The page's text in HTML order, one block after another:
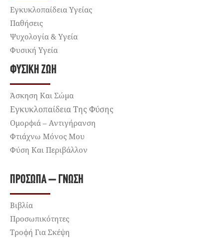
Εγκυκλοπαίδεια Υγείας
Παθήσεις
Ψυχολογία & Υγεία
Φυσική Υγεία
ΦΥΣΙΚΉ ΖΩΉ
Άσκηση Και Σώμα
Εγκυκλοπαίδεια Της Φύσης
Ομορφιά – Αντιγήρανση
Φτιάχνω Μόνος Μου
Φύση Και Περιβάλλον
ΠΡΌΣΩΠΑ – ΓΝΏΣΗ
Βιβλία
Προσωπικότητες
Τροφή Για Σκέψη